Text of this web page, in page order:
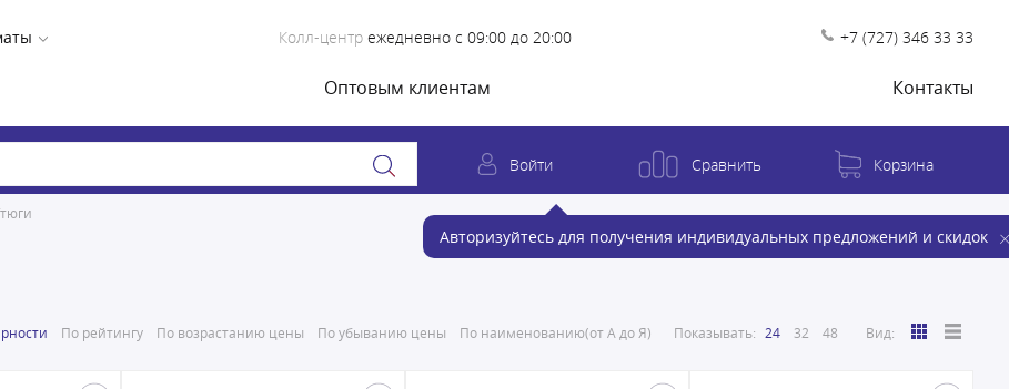
Колл-центр ежедневно с 09:00 до 20:00 +7 (727) 346 33 33
Оптовым клиентам Контакты
Войти
Авторизуйтесь для получения индивидуальных предложений и скидок
Сравнить Корзина
По рейтингу По возрастанию цены По убыванию цены По наименованию(от А до Я) Показывать: 24 32 48 Вид: